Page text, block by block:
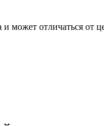
и может отличаться от